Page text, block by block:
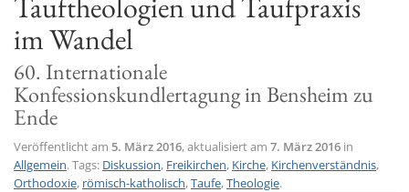
im Wandel
60. Internationale
Konfessionskundlertagung in Bensheim zu
Ende
Veröffentlicht am 5. März 2016, aktualisiert am 7. März 2016 in
Allgemein. Tags: Diskussion, Freikirchen, Kirche, Kirchenverständnis,
Orthodoxie, römisch-katholisch,Taufe,Theologie.